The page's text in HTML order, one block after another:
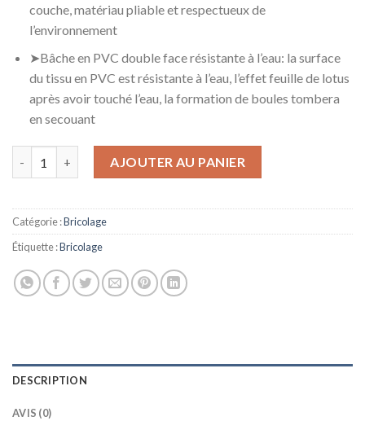
couche, matériau pliable et respectueux de
l’environnement
➤Bâche en PVC double face résistante à l’eau: la surface
du tissu en PVC est résistante à l’eau, l’effet feuille de lotus
après avoir touché l’eau, la formation de boules tombera
en secouant
AJOUTER AU PANIER
Catégorie :Bricolage
Étiquette :Bricolage
DESCRIPTION
AVIS (0)